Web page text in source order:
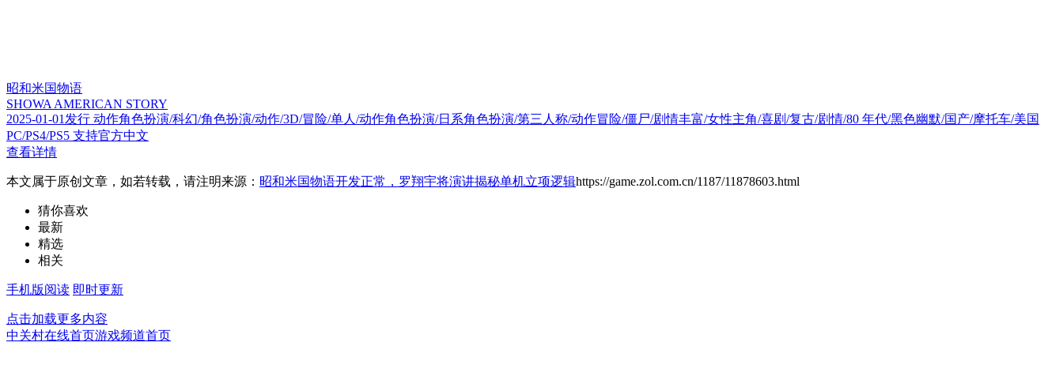
昭和米国物语
SHOWA AMERICAN STORY
2025-01-01发行 动作角色扮演/科幻/角色扮演/动作/3D/冒险/单人/动作角色扮演/日系角色扮演/第三人称/动作冒险/僵尸/剧情丰富/女性主角/喜剧/复古/剧情/80 年代/黑色幽默/国产/摩托车/美国
PC/PS4/PS5 支持官方中文
查看详情
本文属于原创文章，如若转载，请注明来源： 昭和米国物语开发正常，罗翔宇将演讲揭秘单机立项逻辑https://game.zol.com.cn/1187/11878603.html
猜你喜欢
最新
精选
相关
手机版阅读 即时更新
点击加载更多内容
中关村在线首页游戏频道首页